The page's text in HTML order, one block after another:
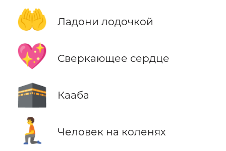
🤲 Ладони лодочкой
💖 Сверкающее сердце
🕋 Кааба
🧎 Человек на коленях